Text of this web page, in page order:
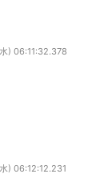
) 06:11:32.378
) 06:12:12.231